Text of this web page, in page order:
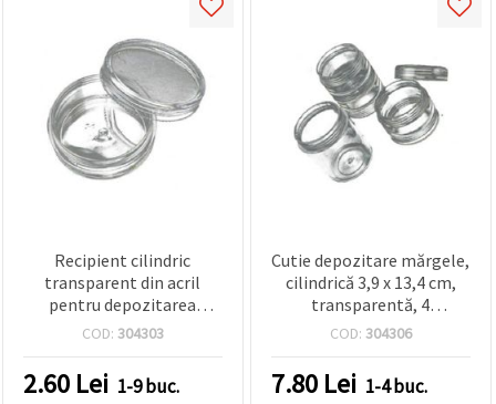
Recipient cilindric
transparent din acril
pentru depozitarea
mărgelelor, 5 x 2,2 cm –
COD: 304303
2.60 Lei 1-9 buc.
Cutie depozitare mărgele,
cilindrică 3,9 x 13,4 cm,
transparentă, 4
compartimente
COD: 304306
7.80 Lei 1-4 buc.